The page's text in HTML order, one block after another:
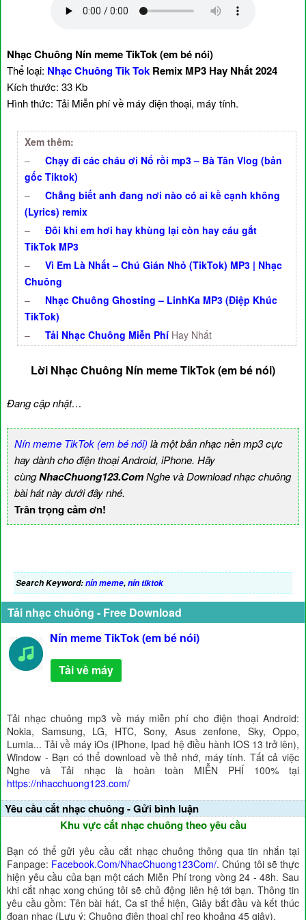
Nhạc Chuông Nín meme TikTok (em bé nói)
Thể loại: Nhạc Chuông Tik Tok Remix MP3 Hay Nhất 2024
Kích thước: 33 Kb
Hình thức: Tải Miễn phí về máy điện thoại, máy tính.
Xem thêm:
–
Chạy đi các cháu ơi Nổ rồi mp3 – Bà Tân Vlog (bản
gốc Tiktok)
–
Chẳng biết anh đang nơi nào có ai kề cạnh không
(Lyrics) remix
–
Đôi khi em hơi hay khùng lại còn hay cáu gắt
TikTok MP3
–
Vì Em Là Nhất – Chú Gián Nhỏ (TikTok) MP3 | Nhạc
Chuông
–
Nhạc Chuông Ghosting – LinhKa MP3 (Điệp Khúc
TikTok)
–
Tải Nhạc Chuông Miễn Phí Hay Nhất
Lời Nhạc Chuông Nín meme TikTok (em bé nói)
Đang cập nhật…
Nín meme TikTok (em bé nói) là một bản nhạc nền mp3 cực
hay dành cho điện thoại Android, iPhone. Hãy
cùngNhacChuong123.ComNghe và Download nhạc chuông
bài hát này dưới đây nhé.
Trân trọng cảm ơn!
Search Keyword:nín meme,nín tiktok
Tải nhạc chuông - Free Download
Nín meme TikTok (em bé nói)
Tải về máy
Tải nhạc chuông mp3 về máy miễn phí cho điện thoại Android:
Nokia, Samsung, LG, HTC, Sony, Asus zenfone, Sky, Oppo,
Lumia... Tải về máy iOs (IPhone, Ipad hệ điều hành IOS 13 trở lên),
Window - Bạn có thể download về thẻ nhớ, máy tính. Tất cả việc
Nghe và Tải nhạc là hoàn toàn MIỄN PHÍ 100% tại
https://nhacchuong123.com/
Yêu cầu cắt nhạc chuông - Gửi bình luận
Khu vực cắt nhạc chuông theo yêu cầu
Bạn có thể gửi yêu cầu cắt nhạc chuông thông qua tin nhắn tại
Fanpage: Facebook.Com/NhacChuong123Com/. Chúng tôi sẽ thực
hiện yêu cầu của bạn một cách Miễn Phí trong vòng 24 - 48h. Sau
khi cắt nhạc xong chúng tôi sẽ chủ động liên hệ tới bạn. Thông tin
yêu cầu gồm: Tên bài hát, Ca sĩ thể hiện, Giây bắt đầu và kết thúc
đoạn nhạc (Lưu ý: Chuông điện thoại chỉ reo khoảng 45 giây).